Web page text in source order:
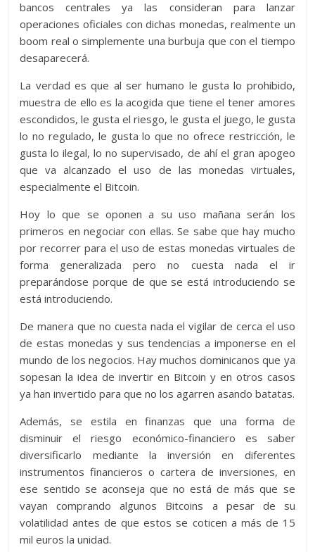
bancos centrales ya las consideran para lanzar
operaciones oficiales con dichas monedas, realmente un
boom real o simplemente una burbuja que con el tiempo
desaparecerá.
La verdad es que al ser humano le gusta lo prohibido,
muestra de ello es la acogida que tiene el tener amores
escondidos, le gusta el riesgo, le gusta el juego, le gusta
lo no regulado, le gusta lo que no ofrece restricción, le
gusta lo ilegal, lo no supervisado, de ahí el gran apogeo
que va alcanzado el uso de las monedas virtuales,
especialmente el Bitcoin.
Hoy lo que se oponen a su uso mañana serán los
primeros en negociar con ellas. Se sabe que hay mucho
por recorrer para el uso de estas monedas virtuales de
forma generalizada pero no cuesta nada el ir
preparándose porque de que se está introduciendo se
está introduciendo.
De manera que no cuesta nada el vigilar de cerca el uso
de estas monedas y sus tendencias a imponerse en el
mundo de los negocios. Hay muchos dominicanos que ya
sopesan la idea de invertir en Bitcoin y en otros casos
ya han invertido para que no los agarren asando batatas.
Además, se estila en finanzas que una forma de
disminuir el riesgo económico-financiero es saber
diversificarlo mediante la inversión en diferentes
instrumentos financieros o cartera de inversiones, en
ese sentido se aconseja que no está de más que se
vayan comprando algunos Bitcoins a pesar de su
volatilidad antes de que estos se coticen a más de 15
mil euros la unidad.